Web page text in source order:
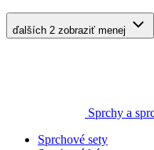
ďalších 2 zobraziť menej
Sprchy a
Sprchové sety